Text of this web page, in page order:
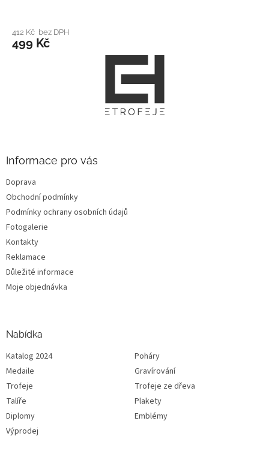
412 Kč bez DPH
499 Kč
Informace pro vás
Doprava
Obchodní podmínky
Podmínky ochrany osobních údajů
Fotogalerie
Kontakty
Reklamace
Důležité informace
Moje objednávka
Nabídka
Katalog 2024
Poháry
Medaile
Gravírování
Trofeje
Trofeje ze dřeva
Talíře
Plakety
Diplomy
Emblémy
Výprodej